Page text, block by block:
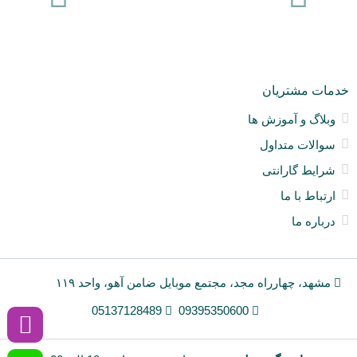
خدمات مشتریان
وبلاگ و آموزش ها
سوالات متداول
شرایط گارانتی
ارتباط با ما
درباره ما
مشهد، چهارراه مجد، مجتمع موبایل ضامن آهو، واحد ۱۱۹
09395350600
05137128489